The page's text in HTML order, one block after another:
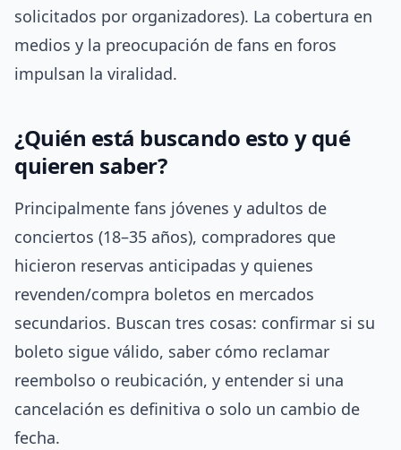
solicitados por organizadores). La cobertura en
medios y la preocupación de fans en foros
impulsan la viralidad.
¿Quién está buscando esto y qué
quieren saber?
Principalmente fans jóvenes y adultos de
conciertos (18–35 años), compradores que
hicieron reservas anticipadas y quienes
revenden/compra boletos en mercados
secundarios. Buscan tres cosas: confirmar si su
boleto sigue válido, saber cómo reclamar
reembolso o reubicación, y entender si una
cancelación es definitiva o solo un cambio de
fecha.